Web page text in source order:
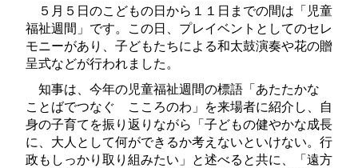
５月５日のこどもの日から１１日までの間は「児童
福祉週間」です。この日、プレイベントとしてのセレ
モニーがあり、子どもたちによる和太鼓演奏や花の贈
呈式などが行われました。
知事は、今年の児童福祉週間の標語「あたたかな
ことばでつなぐ こころのわ」を来場者に紹介し、自
身の子育てを振り返りながら「子どもの健やかな成長
に、大人として何ができるか考えないといけない。行
政もしっかり取り組みたい」と述べると共に、「遠方